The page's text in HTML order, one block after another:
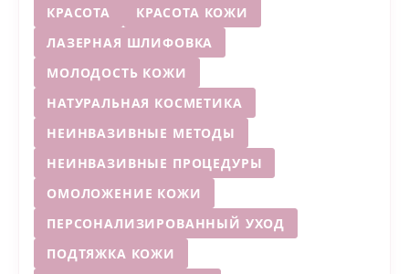
КРАСОТА
КРАСОТА КОЖИ
ЛАЗЕРНАЯ ШЛИФОВКА
МОЛОДОСТЬ КОЖИ
НАТУРАЛЬНАЯ КОСМЕТИКА
НЕИНВАЗИВНЫЕ МЕТОДЫ
НЕИНВАЗИВНЫЕ ПРОЦЕДУРЫ
ОМОЛОЖЕНИЕ КОЖИ
ПЕРСОНАЛИЗИРОВАННЫЙ УХОД
ПОДТЯЖКА КОЖИ